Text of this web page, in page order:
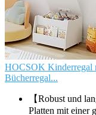
HOCSOK Kinderregal
Bücherregal...
【Robust und
Platten mit einer